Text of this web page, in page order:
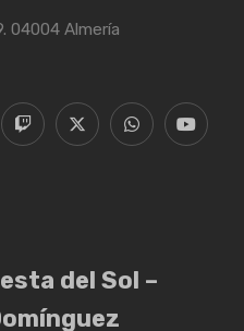
04004 Almería
del Sol –